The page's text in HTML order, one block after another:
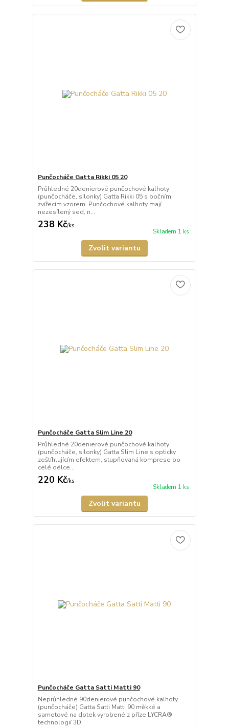
Punčocháče Gatta Rikki 05 20
Průhledné 20denierové punčochové kalhoty
(punčocháče, silonky) Gatta Rikki 05 s bočním
zvířecím vzorem. Punčochové kalhoty mají
nezesílený sed, n...
238 Kč/ks
Skladem 1 ks
Zvolit variantu
Punčocháče Gatta Slim Line 20
Průhledné 20denierové punčochové kalhoty
(punčocháče, silonky) Gatta Slim Line s opticky
zeštíhlujícím efektem, stupňovaná komprese po
celé délce...
220 Kč/ks
Skladem 1 ks
Zvolit variantu
Punčocháče Gatta Satti Matti 90
Neprůhledné 90denierové punčochové kalhoty
(punčocháče) Gatta Satti Matti 90 měkké a
sametové na dotek vyrobené z příze LYCRA®
technologií 3D.